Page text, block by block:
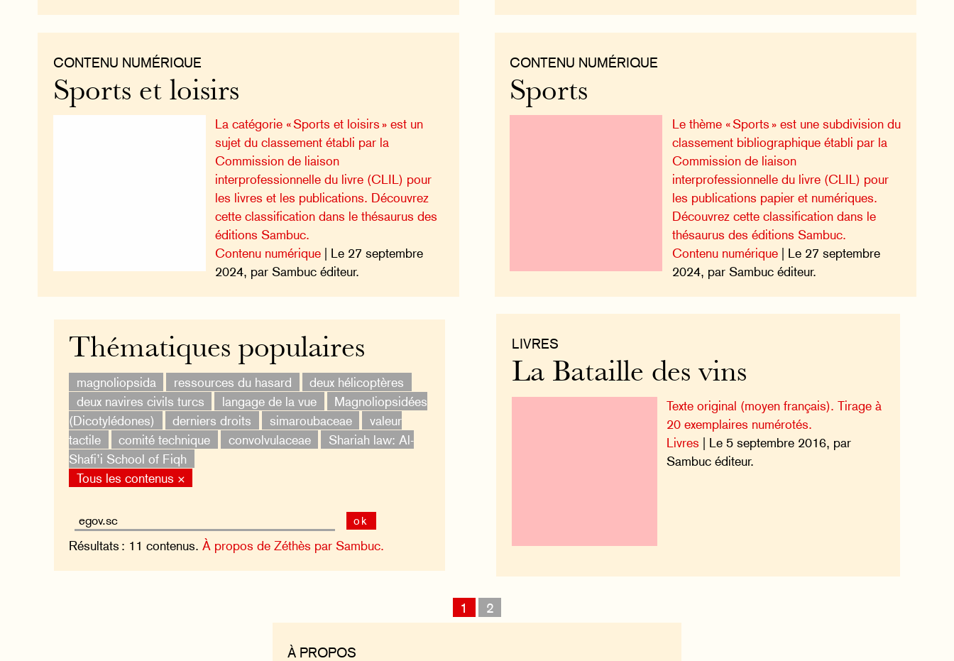
CONTENU NUMÉRIQUE
Sports
Le thème « Sports » est une subdivision du
classement bibliographique établi par la
Commission de liaison
interprofessionnelle du livre (CLIL) pour
les publications papier et numériques.
Découvrez cette classification dans le
thésaurus des éditions Sambuc.
Contenu numérique| Le 27 septembre
2024, par Sambuc éditeur.
CONTENU NUMÉRIQUE
Sports et loisirs
La catégorie « Sports et loisirs » est un
sujet du classement établi par la
Commission de liaison
interprofessionnelle du livre (CLIL) pour
les livres et les publications. Découvrez
cette classification dans le thésaurus des
éditions Sambuc.
Contenu numérique | Le 27 septembre
2024, par Sambuc éditeur.
LIVRES
La Bataille des vins
Texte original (moyen français). Tirage à
20 exemplaires numérotés.
Livres | Le 5 septembre 2016, par
Sambuc éditeur.
Thématiques populaires
magnoliopsida ressources du hasard
deux hélicoptères
deux navires civils turcs
langage de la vue
Magnoliopsidées
(Dicotylédones)
derniers droits simaroubaceae
valeur
tactile
comité technique convolvulaceae
Shariah law: Al-
Shafi’i School of Fiqh
Tous les contenus ×
ok
Résultats : 11 contenus.À propos de Zéthès par Sambuc.
1 2
À PROPOS